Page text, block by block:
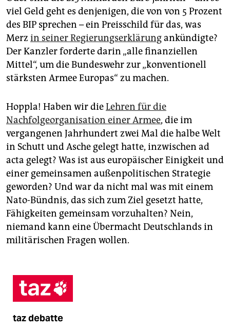
viel Geld geht es denjenigen, die von von 5 Prozent
des BIP sprechen – ein Preisschild für das, was
Merz in seiner Regierungserklärungankündigte?
Der Kanzler forderte darin „alle finanziellen
Mittel“, um die Bundeswehr zur „konventionell
stärksten Armee Europas“ zu machen.
Hoppla! Haben wir dieLehren für die
Nachfolgeorganisation einer Armee, die im
vergangenen Jahrhundert zwei Mal die halbe Welt
in Schutt und Asche gelegt hatte, inzwischen ad
acta gelegt? Was ist aus europäischer Einigkeit und
einer gemeinsamen außenpolitischen Strategie
geworden? Und war da nicht mal was mit einem
Nato-Bündnis, das sich zum Ziel gesetzt hatte,
Fähigkeiten gemeinsam vorzuhalten? Nein,
niemand kann eine Übermacht Deutschlands in
militärischen Fragen wollen.
taz debatte